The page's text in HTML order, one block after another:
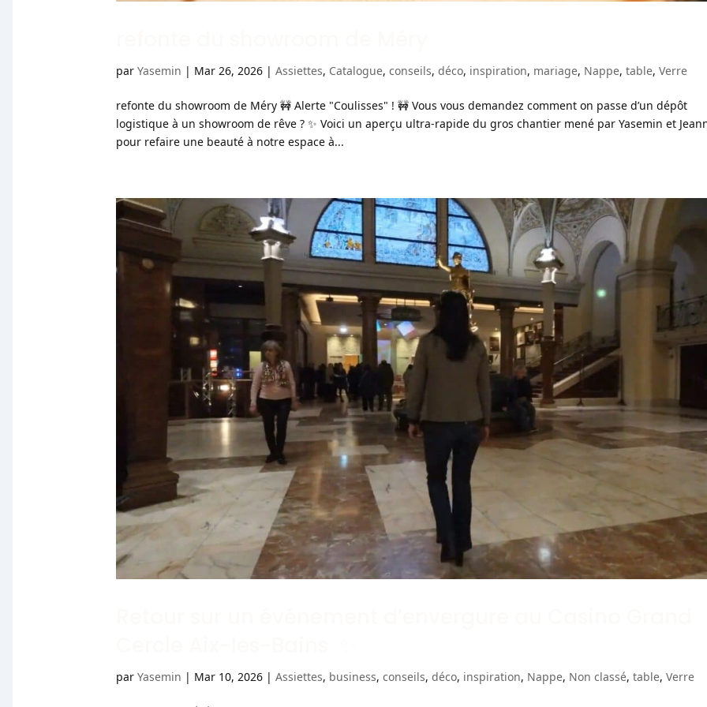
parYasemin | Mar 26, 2026 |Assiettes, Catalogue,conseils,déco, inspiration, mariage, Nappe,table,Verre
refonte du showroom de Méry 🚧 Alerte "Coulisses" ! 🚧 Vous vous demandez comment on passe d’un dépôt
logistique à un showroom de rêve ? ✨ Voici un aperçu ultra-rapide du gros chantier mené par Yasemin et
pour refaire une beauté à notre espace à...
parYasemin | Mar 10, 2026 |Assiettes, business,conseils,déco, inspiration, Nappe, Non classé,table,Verre